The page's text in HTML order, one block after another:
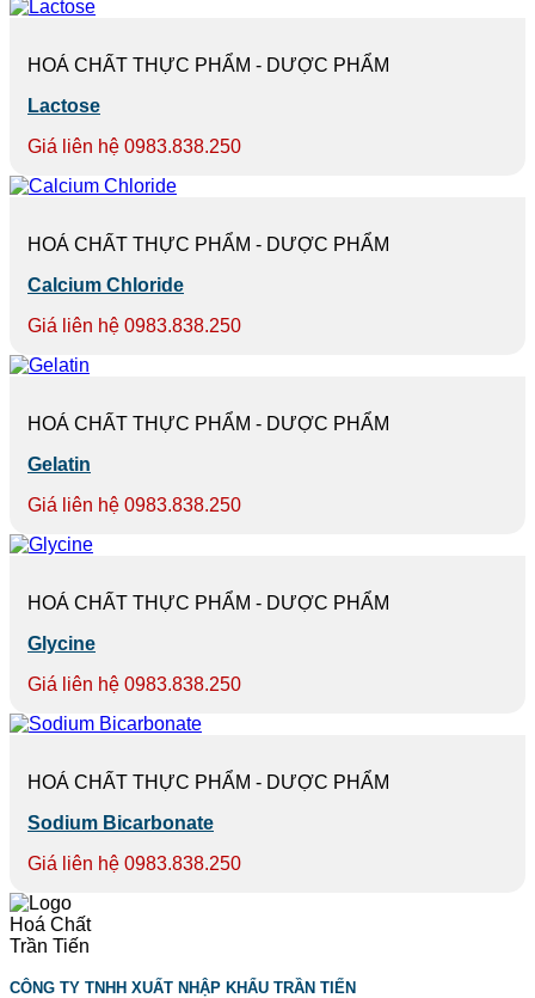
HOÁ CHẤT THỰC PHẨM - DƯỢC PHẨM
Lactose
Giá liên hệ 0983.838.250
HOÁ CHẤT THỰC PHẨM - DƯỢC PHẨM
Calcium Chloride
Giá liên hệ 0983.838.250
HOÁ CHẤT THỰC PHẨM - DƯỢC PHẨM
Gelatin
Giá liên hệ 0983.838.250
HOÁ CHẤT THỰC PHẨM - DƯỢC PHẨM
Glycine
Giá liên hệ 0983.838.250
HOÁ CHẤT THỰC PHẨM - DƯỢC PHẨM
Sodium Bicarbonate
Giá liên hệ 0983.838.250
CÔNG TY TNHH XUẤT NHẬP KHẨU TRẦN TIẾN